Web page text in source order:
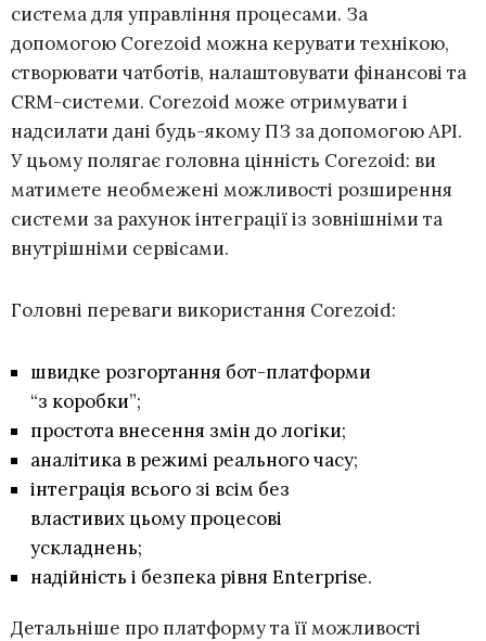
система для управління процесами. За
допомогою Corezoid можна керувати технікою,
створювати чатботів, налаштовувати фінансові та
CRM-системи. Corezoid може отримувати і
надсилати дані будь-якому ПЗ за допомогою API.
У цьому полягає головна цінність Corezoid: ви
матимете необмежені можливості розширення
системи за рахунок інтеграції із зовнішніми та
внутрішніми сервісами.
Головні переваги використання Corezoid:
швидке розгортання бот-платформи
“з коробки”;
простота внесення змін до логіки;
аналітика в режимі реального часу;
інтеграція всього зі всім без
властивих цьому процесові
ускладнень;
надійність і безпека рівня Enterprise.
Детальніше про платформу та її можливості